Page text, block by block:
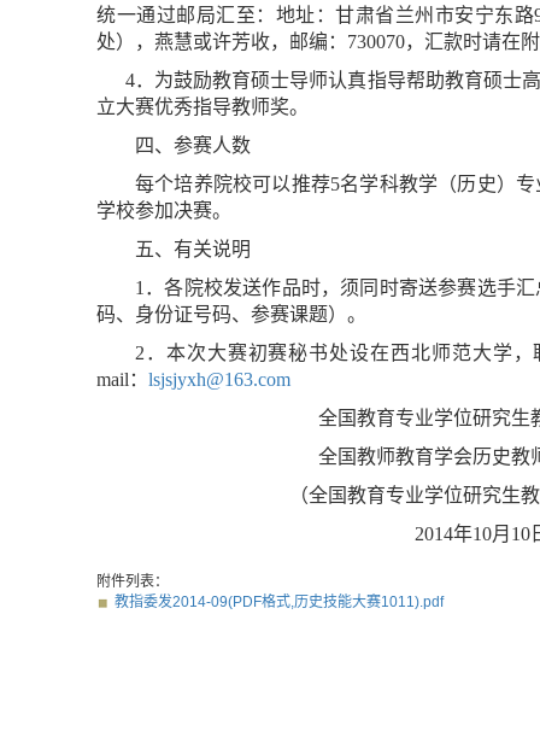
统一通过邮局汇至：地址：甘肃省兰州市安宁东路
处），燕慧或许芳收，邮编： 730070，汇款时请在
4．为鼓励教育硕士导师认真指导帮助教育硕士
立大赛优秀指导教师奖。
四、参赛人数
每个培养院校可以推荐5名学科教学（历史）
学校参加决赛。
五、有关说明
1 ．各院校发送作品时，须 同时寄送参赛选手
码、身份证号码、参赛课题）。
2 ．本次大赛初赛秘书处设在西北师范大学
mail ： lsjsjyxh@163.com
全国教育专业学位研究生
全国教师教育学会历史教
（全国教育专业学位研究生
2014年10月 10
附件列表：
教指委发2014-09(PDF格式,历史技能大赛1011).pdf